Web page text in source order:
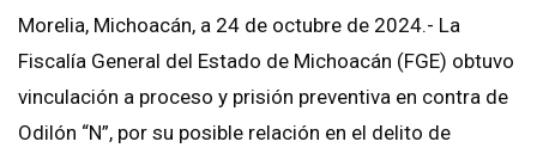
Morelia, Michoacán, a 24 de octubre de 2024.- La
Fiscalía General del Estado de Michoacán (FGE) obtuvo
vinculación a proceso y prisión preventiva en contra de
Odilón “N”, por su posible relación en el delito de